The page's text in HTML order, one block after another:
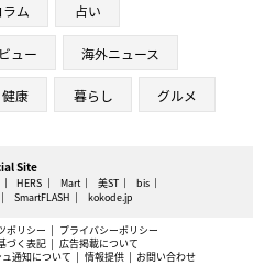
ラム 占い
ュー 海外ニュース
健康 暮らし グルメ
Site
HERS Mart 美ST
bis
SmartFLASH kokode.jp
ポリシー
プライバシーポリシー
づく表記
広告掲載について
通知について 情報提供 お問い合わせ